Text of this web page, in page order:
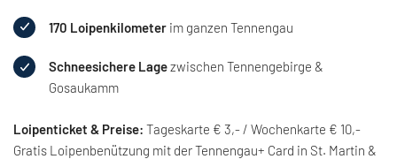
170 Loipenkilometerim ganzen Tennengau
Schneesichere Lagezwischen Tennengebirge &
Gosaukamm
Loipenticket & Preise: Tageskarte € 3,- / Wochenkarte € 10,-
Gratis Loipenbenützung mit der Tennengau+ Card in St. Martin &